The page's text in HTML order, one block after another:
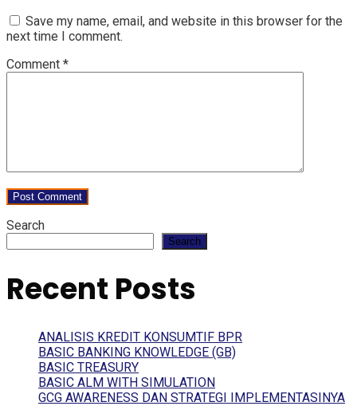
Save my name, email, and website in this browser for the
next time I comment.
Comment *
Search
Search
Recent Posts
ANALISIS KREDIT KONSUMTIF BPR
BASIC BANKING KNOWLEDGE (GB)
BASIC TREASURY
BASIC ALM WITH SIMULATION
GCG AWARENESS DAN STRATEGI IMPLEMENTASINYA